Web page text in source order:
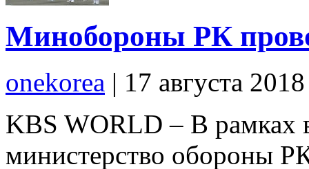
Минобороны РК
onekorea | 17 августа
KBS WORLD – В рамках
министерство обороны